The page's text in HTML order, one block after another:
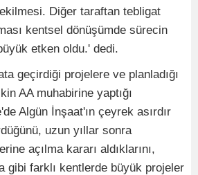
Diğer taraftan tebligat
kentsel dönüşümde sürecin
etken oldu.' dedi.
geçirdiği projelere ve planladığı
AA muhabirine yaptığı
Algün İnşaat'ın çeyrek asırdır
uzun yıllar sonra
açılma kararı aldıklarını,
gibi farklı kentlerde büyük projeler